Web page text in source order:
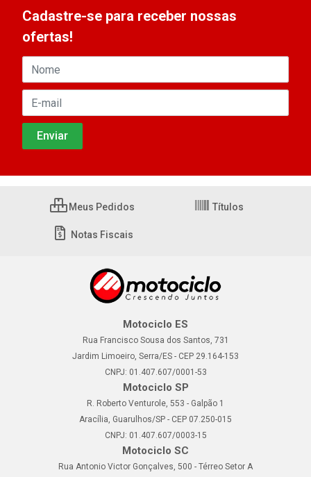
Cadastre-se para receber nossas
ofertas!
Meus Pedidos Títulos
Notas Fiscais
Motociclo ES
Rua Francisco Sousa dos Santos, 731
Jardim Limoeiro, Serra/ES - CEP 29.164-153
CNPJ: 01.407.607/0001-53
Motociclo SP
R. Roberto Venturole, 553 - Galpão 1
Aracília, Guarulhos/SP - CEP 07.250-015
CNPJ: 01.407.607/0003-15
Motociclo SC
Rua Antonio Victor Gonçalves, 500 - Térreo Setor A